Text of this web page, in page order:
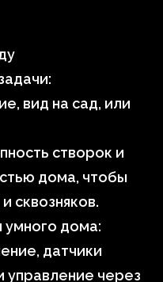
вид на сад, или
створок и
дома, чтобы
сквозняков.
дома:
датчики
управление через